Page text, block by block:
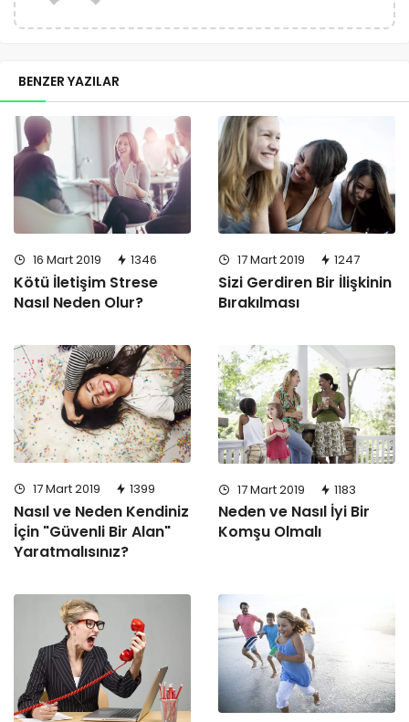
BENZER YAZILAR
16 Mart 2019 1346
Kötü İletişim Strese
Nasıl Neden Olur?
17 Mart 2019 1247
Sizi Gerdiren Bir İlişkinin
Bırakılması
17 Mart 2019 1399
Nasıl ve Neden Kendiniz
İçin "Güvenli Bir Alan"
Yaratmalısınız?
17 Mart 2019 1183
Neden ve Nasıl İyi Bir
Komşu Olmalı